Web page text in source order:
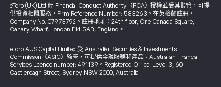
eToro (UK) Ltd 經 Financial Conduct Authority（FCA）授權並受其監管，可提
供投資相關服務，Firm Reference Number: 583263。在英格蘭註冊，
Company No. 07973792。註冊地址：24th floor, One Canada Square,
Canary Wharf, London E14 5AB, England。
eToro AUS Capital Limited 受 Australian Securities & Investments
Commission（ASIC）監管，可提供金融服務和產品。Australian Financial
Services Licence number: 491139。Registered Office: Level 3, 60
Castlereagh Street, Sydney NSW 2000, Australia